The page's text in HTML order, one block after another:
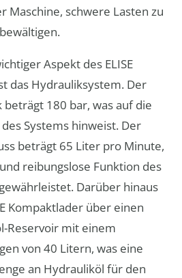
Maschine, schwere Lasten zu
bewältigen.
Aspekt des ELISE
das Hydrauliksystem. Der
180 bar, was auf die
Systems hinweist. Der
beträgt 65 Liter pro Minute,
reibungslose Funktion des
Darüber hinaus
Kompaktlader über einen
Reservoir mit einem
von 40 Litern, was eine
an Hydrauliköl für den